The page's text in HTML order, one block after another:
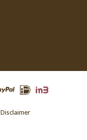
Disclaimer